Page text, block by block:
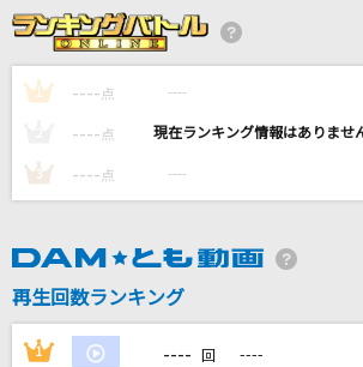
[生音]恋におちて-Fall in love-
小林明子
Official髭男dism
DAMの新曲・ランキングなど
カラオケ最新情報をチェック！
1 ---- 点 ----
---- 点 ----
3 ---- 点 ----
再生回数ランキング
1 ---- 回 ----